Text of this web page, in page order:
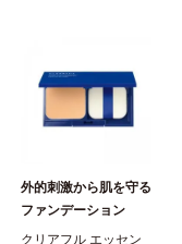
外的刺激から肌を守る
ファンデーション
クリアフル エッセン